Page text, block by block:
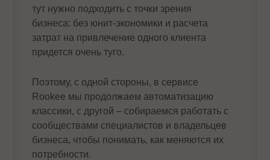
тут нужно подходить с точки зрения
бизнеса: без юнит-экономики и расчета
затрат на привлечение одного клиента
придется очень туго.
Поэтому, с одной стороны, в сервисе
Rookee мы продолжаем автоматизацию
классики, с другой – собираемся работать с
сообществами специалистов и владельцев
бизнеса, чтобы понимать, как меняются их
потребности.